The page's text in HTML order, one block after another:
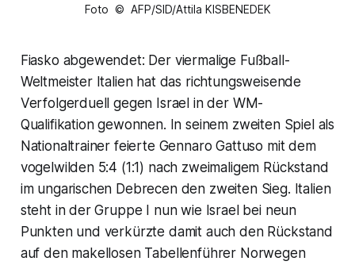
Foto © AFP/SID/Attila KISBENEDEK
Fiasko abgewendet: Der viermalige Fußball-
Weltmeister Italien hat das richtungsweisende
Verfolgerduell gegen Israel in der WM-
Qualifikation gewonnen. In seinem zweiten Spiel als
Nationaltrainer feierte Gennaro Gattuso mit dem
vogelwilden 5:4 (1:1) nach zweimaligem Rückstand
im ungarischen Debrecen den zweiten Sieg. Italien
steht in der Gruppe I nun wie Israel bei neun
Punkten und verkürzte damit auch den Rückstand
auf den makellosen Tabellenführer Norwegen